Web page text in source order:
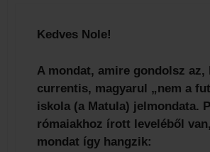
Kedves Nole!
A mondat, amire gondolsz az,
currentis, magyarul „nem a
iskola (a Matula) jelmondata.
rómaiakhoz írott leveléből
mondat így hangzik: